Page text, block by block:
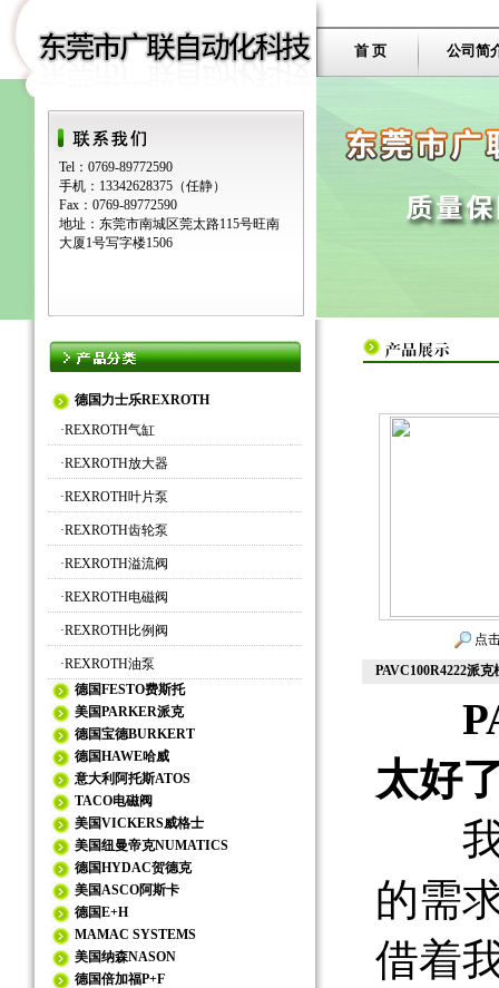
Tel：0769-89772590
手机：13342628375（任静）
Fax：0769-89772590
地址：东莞市南城区莞太路115号旺南
大厦1号写字楼1506
首 页 公司简
德国力士乐REXROTH
·REXROTH气缸
·REXROTH放大器
·REXROTH叶片泵
·REXROTH齿轮泵
·REXROTH溢流阀
·REXROTH电磁阀
·REXROTH比例阀
·REXROTH油泵
德国FESTO费斯托
美国PARKER派克
德国宝德BURKERT
德国HAWE哈威
意大利阿托斯ATOS
TACO电磁阀
美国VICKERS威格士
美国纽曼帝克NUMATICS
德国HYDAC贺德克
美国ASCO阿斯卡
德国E+H
MAMAC SYSTEMS
美国纳森NASON
德国倍加福P+F
点
PAVC100R4222派
太好
我
的需
借着